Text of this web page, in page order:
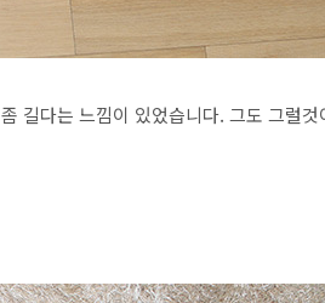
길다는 느낌이 있었습니다. 그도 그럴